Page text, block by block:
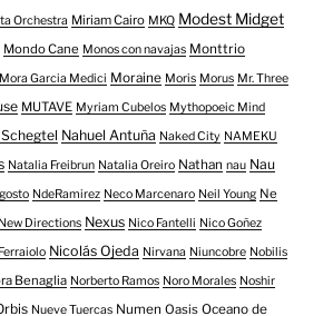
Orchestra Miriam Cairo MKQ Modest Midget
Mondo Cane Monos con navajas Monttrio
Mora Garcia Medici Moraine Moris Morus Mr. Three
MUTAVE Myriam Cubelos Mythopoeic Mind
Nahuel Antuña Naked City NAMEKU
Natalia Freibrun Natalia Oreiro Nathan nau Nau
NdeRamirez Neco Marcenaro Neil Young Ne
New Directions Nexus Nico Fantelli Nico Goñez
Nicolás Ojeda Nirvana Niuncobre Nobilis
Benaglia Norberto Ramos Noro Morales Noshir
Nueve Tuercas Numen Oasis Oceano de